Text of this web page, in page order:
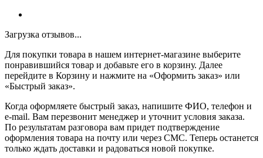
Загрузка отзывов...
Для покупки товара в нашем интернет-магазине выберите
понравившийся товар и добавьте его в корзину. Далее
перейдите в Корзину и нажмите на «Оформить заказ» или
«Быстрый заказ».
Когда оформляете быстрый заказ, напишите ФИО, телефон и
e-mail. Вам перезвонит менеджер и уточнит условия заказа.
По результатам разговора вам придет подтверждение
оформления товара на почту или через СМС. Теперь останется
только ждать доставки и радоваться новой покупке.